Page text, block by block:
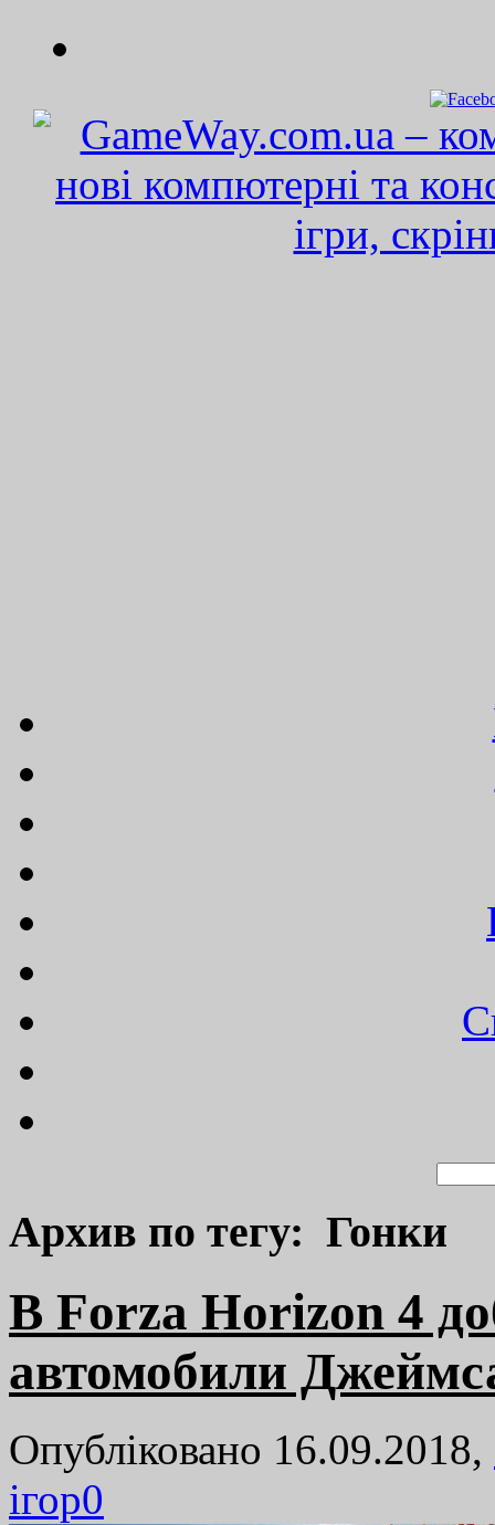
Архив по тегу: Гонки
В Forza Horizon 4
автомобили
Опубліковано 16.09.2018,
ігор0